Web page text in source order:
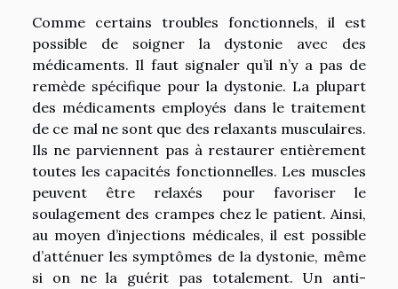
Comme certains troubles fonctionnels, il est
possible de soigner la dystonie avec des
médicaments. Il faut signaler qu’il n’y a pas de
remède spécifique pour la dystonie. La plupart
des médicaments employés dans le traitement
de ce mal ne sont que des relaxants musculaires.
Ils ne parviennent pas à restaurer entièrement
toutes les capacités fonctionnelles. Les muscles
peuvent être relaxés pour favoriser le
soulagement des crampes chez le patient. Ainsi,
au moyen d’injections médicales, il est possible
d’atténuer les symptômes de la dystonie, même
si on ne la guérit pas totalement. Un anti-